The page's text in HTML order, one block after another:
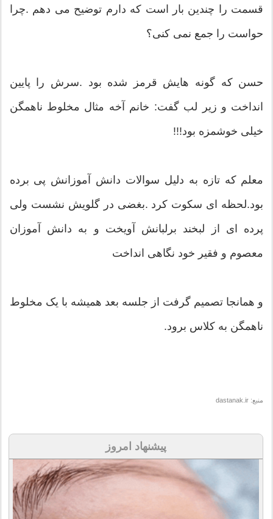
قسمت را چندین بار است که دارم توضیح می دهم .چرا
حواست را جمع نمی کنی؟
حسن که گونه هایش قرمز شده بود .سرش را پایین
انداخت و زیر لب گفت: خانم آخه مثال مخلوط ناهمگن
خیلی خوشمزه بود!!!
معلم که تازه به دلیل سوالات دانش آموزانش پی برده
بود.لحظه ای سکوت کرد .بغضی در گلویش نشست ولی
پرده ای از لبخند برلبانش آویخت و به دانش آموزان
معصوم و فقیر خود نگاهی انداخت
و همانجا تصمیم گرفت از جلسه بعد همیشه با یک مخلوط
ناهمگن به کلاس برود.
منبع: dastanak.ir
پیشنهاد امروز